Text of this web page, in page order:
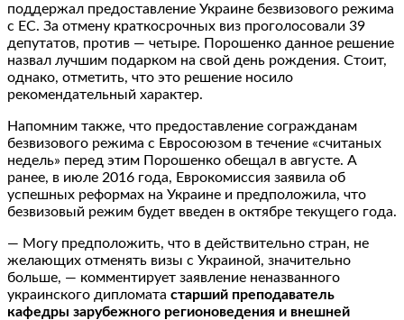
поддержал предоставление Украине безвизового режима
с ЕС. За отмену краткосрочных виз проголосовали 39
депутатов, против — четыре. Порошенко данное решение
назвал лучшим подарком на свой день рождения. Стоит,
однако, отметить, что это решение носило
рекомендательный характер.
Напомним также, что предоставление согражданам
безвизового режима с Евросоюзом в течение «считаных
недель» перед этим Порошенко обещал в августе. А
ранее, в июле 2016 года, Еврокомиссия заявила об
успешных реформах на Украине и предположила, что
безвизовый режим будет введен в октябре текущего года.
— Могу предположить, что в действительно стран, не
желающих отменять визы с Украиной, значительно
больше, — комментирует заявление неназванного
украинского дипломата старший преподаватель
кафедры зарубежного регионоведения и внешней